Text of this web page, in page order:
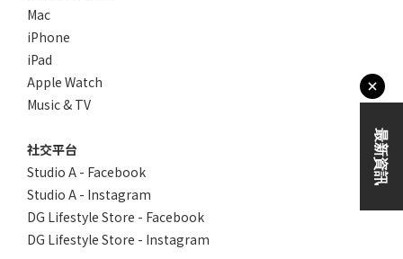
Mac
iPhone
iPad
Apple Watch
Music & TV
社交平台
Studio A - Facebook
Studio A - Instagram
DG Lifestyle Store - Facebook
DG Lifestyle Store - Instagram